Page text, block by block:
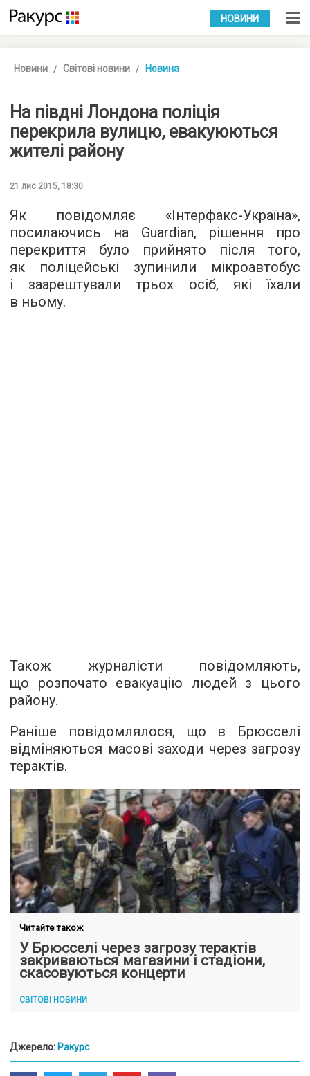
УКР РУС
НОВИНИ
Новини Світові новини Новина
На півдні Лондона поліція
перекрила вулицю, евакуюються
жителі району
21 лис 2015, 18:30
Як повідомляє «Інтерфакс-Україна»,
посилаючись на Guardian, рішення про
перекриття було прийнято після того,
як поліцейські зупинили мікроавтобус
і заарештували трьох осіб, які їхали
в ньому.
Також журналісти повідомляють,
що розпочато евакуацію людей з цього
району.
Раніше повідомлялося, що в Брюсселі
відміняються масові заходи через загрозу
терактів.
Читайте також
У Брюсселі через загрозу терактів
закриваються магазини і стадіони,
скасовуються концерти
СВІТОВІ НОВИНИ
Джерело: Ракурс